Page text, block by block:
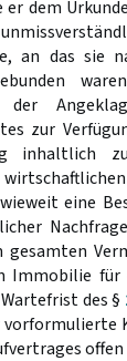
dem
an das sie
der
zur
eine
Immobilie für
des §
offen